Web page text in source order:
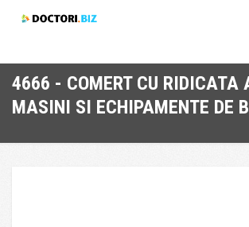
4666 - COMERT CU RIDICATA
MASINI SI ECHIPAMENTE DE